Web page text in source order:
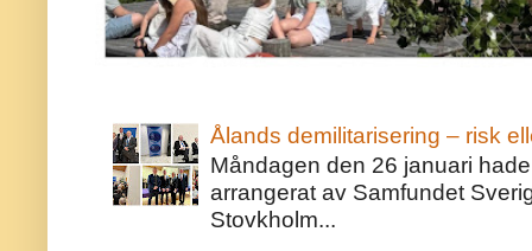
Ålands demilitarisering – risk
Måndagen den 26 januari
arrangerat av Samfundet
Stovkholm...